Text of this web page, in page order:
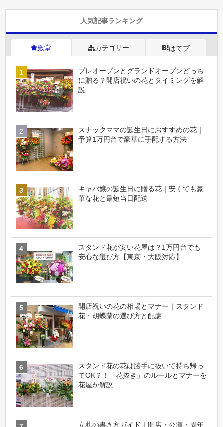
人気記事ランキング
殿堂 カテゴリー はてブ
プレオープンとグランドオープンどっち
に贈る？開店祝いの花とタイミングを解
説
スナックママの誕生日におすすめの花｜
予算1万円台で豪華に手配する方法
キャバ嬢の誕生日に贈る花｜安くても豪
華な花と最短当日配送
スタンド花が安い花屋は？1万円台でも
安心な選び方【東京・大阪対応】
開店祝いの花の相場とマナー｜スタンド
花・胡蝶蘭の選び方と配慮
スタンド花の花は勝手に抜いて持ち帰っ
てOK？！「花抜き」のルールとマナーを
花屋が解説
立札の書き方ガイド｜開店・公演・周年